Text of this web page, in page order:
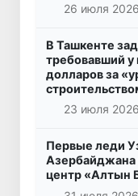
26 июля
В Ташкенте
требовавший
долларов за
23 июля
Первые леди
Азербайджана
центр «Алтын